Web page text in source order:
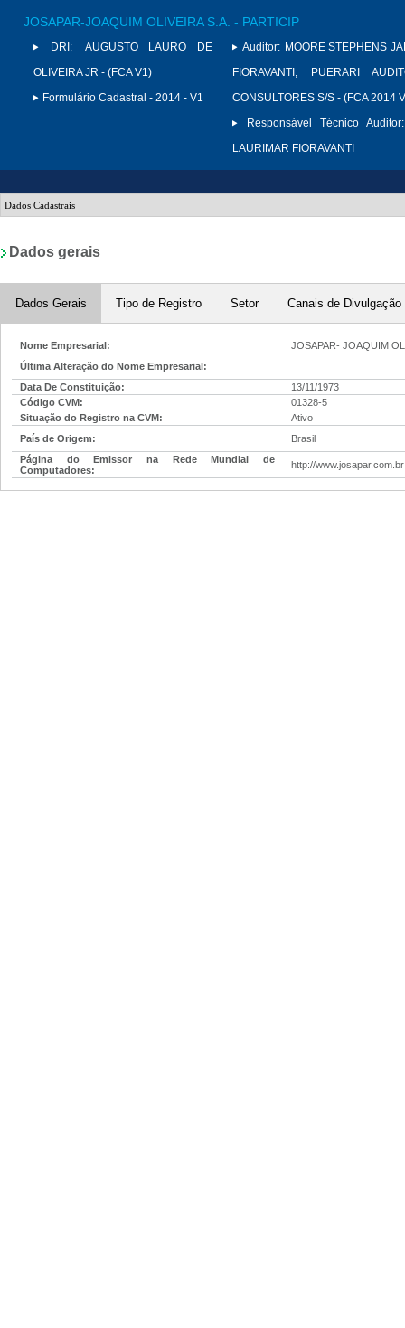
JOSAPAR-JOAQUIM OLIVEIRA S.A. - PARTICIP
DRI:
AUGUSTO LAURO DE
OLIVEIRA JR - (FCA V1)
Formulário Cadastral - 2014 - V1
Auditor: MOORE STEPHENS
FIORAVANTI, PUERARI
CONSULTORES S/S - (FCA 2014
Responsável Técnico Auditor:
LAURIMAR FIORAVANTI